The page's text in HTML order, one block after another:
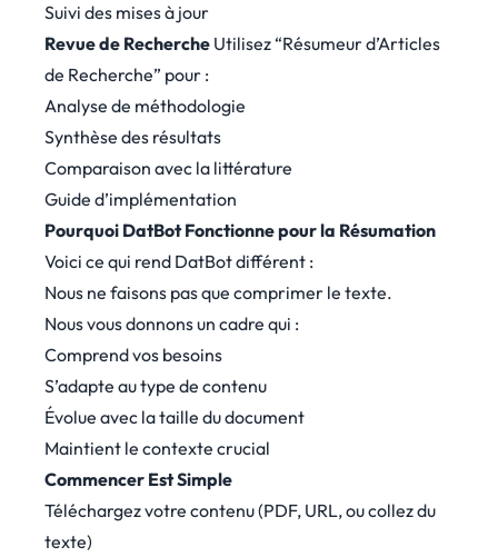
Suivi des mises à jour
Revue de Recherche Utilisez “Résumeur d’Articles
de Recherche” pour :
Analyse de méthodologie
Synthèse des résultats
Comparaison avec la littérature
Guide d’implémentation
Pourquoi DatBot Fonctionne pour la Résumation
Voici ce qui rend DatBot différent :
Nous ne faisons pas que comprimer le texte.
Nous vous donnons un cadre qui :
Comprend vos besoins
S’adapte au type de contenu
Évolue avec la taille du document
Maintient le contexte crucial
Commencer Est Simple
Téléchargez votre contenu (PDF, URL, ou collez du
texte)